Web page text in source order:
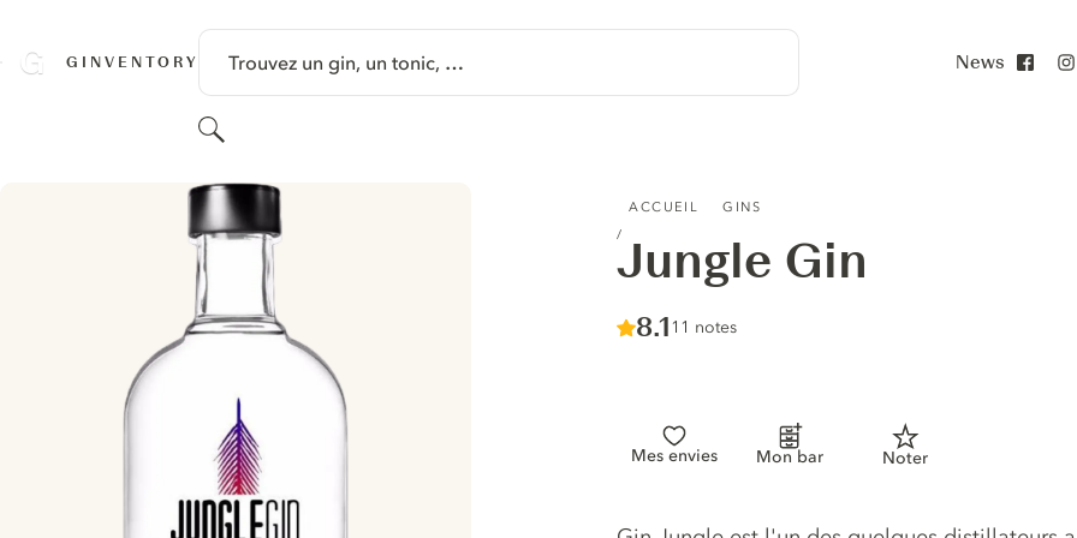
GINVENTORY Trouvez un gin, un tonic, …
Rechercher
News
ACCUEIL GINS
Jungle Gin
Score :
8.1/ 10
11 notes
Mes envies Mon bar Noter